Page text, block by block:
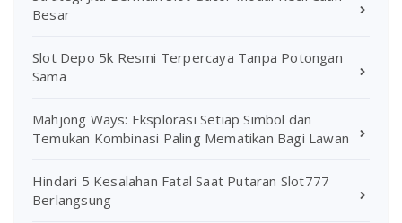
Besar
Slot Depo 5k Resmi Terpercaya Tanpa Potongan
Sama
Mahjong Ways: Eksplorasi Setiap Simbol dan
Temukan Kombinasi Paling Mematikan Bagi Lawan
Hindari 5 Kesalahan Fatal Saat Putaran Slot777
Berlangsung